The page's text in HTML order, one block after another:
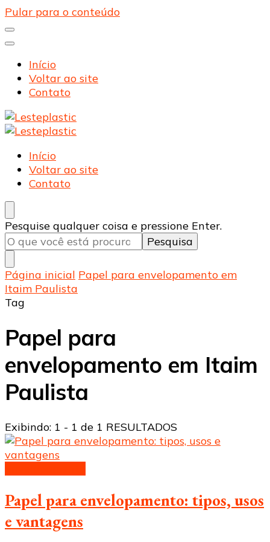
Pular para o conteúdo
Início
Voltar ao site
Contato
Lesteplastic
Blog – Lesteplastic
Lesteplastic
Blog – Lesteplastic
Início
Voltar ao site
Contato
Procurando
algo?
Pesquise qualquer coisa e pressione Enter.
Página inicial Papel para envelopamento em
Itaim Paulista
Tag
Papel para
envelopamento em Itaim
Paulista
Exibindo: 1 - 1 de 1 RESULTADOS
Papel para envelopamento: tipos, usos
e vantagens